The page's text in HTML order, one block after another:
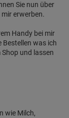
Sie nun über
erwerben.
Handy bei mir
Bestellen was ich
und lassen
wie Milch,